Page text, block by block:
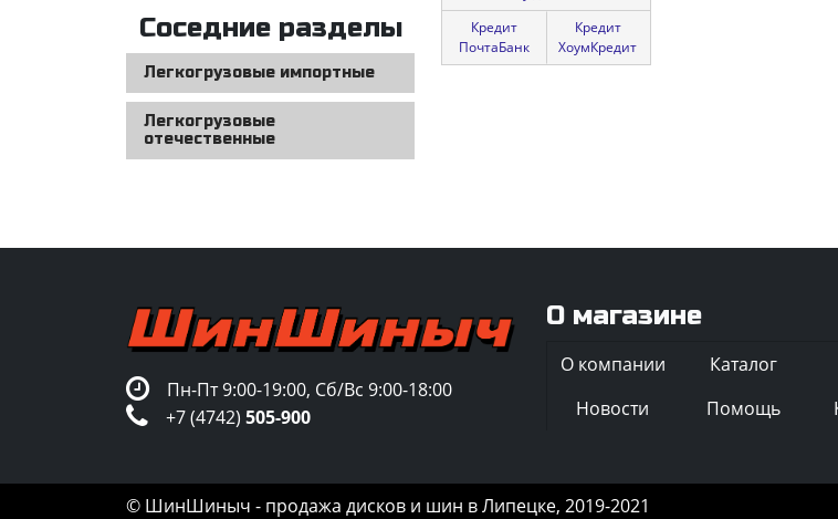
Соседние разделы
Легкогрузовые импортные
Легкогрузовые
отечественные
Кредит
ПочтаБанк
Кредит
ХоумКредит
О магазине
О компании Каталог
Новости
Помощь
Пн-Пт 9:00-19:00, Сб/Вс 9:00-18:00
+7 (4742) 505-900
© ШинШиныч - продажа дисков и шин в Липецке, 2019-2021